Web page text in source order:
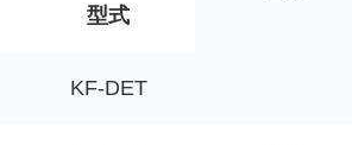
型式
KF-DET